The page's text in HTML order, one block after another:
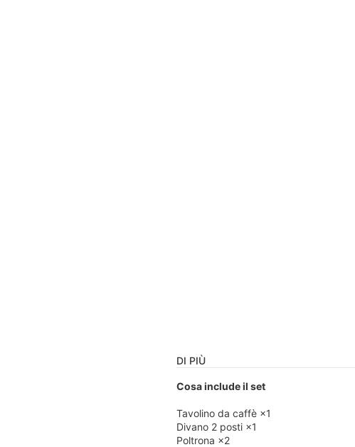
DI PIÙ
Cosa include il set
Tavolino da caffè ×1
Divano 2 posti ×1
Poltrona ×2